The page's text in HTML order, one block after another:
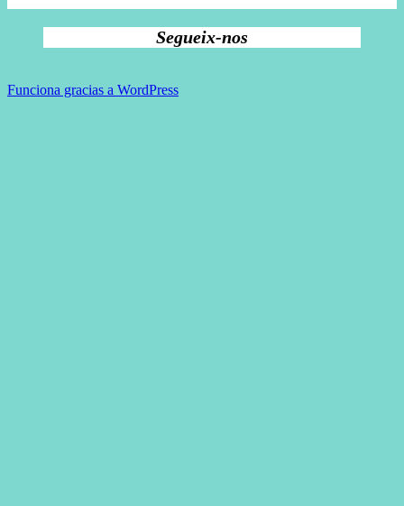
Segueix-nos
Funciona gracias a WordPress